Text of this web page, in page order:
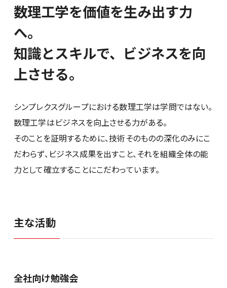
新卒採用
28卒
数理工学を価値を生み出す力
へ。
知識とスキルで、ビジネスを向
上させる。
シンプレクスグループにおける数理工学は学問ではない。
数理工学はビジネスを向上させる力がある。
そのことを証明するために、技術そのものの深化のみにこ
だわらず、ビジネス成果を出すこと、それを組織全体の能
力として確立することにこだわっています。
主な活動
全社向け勉強会